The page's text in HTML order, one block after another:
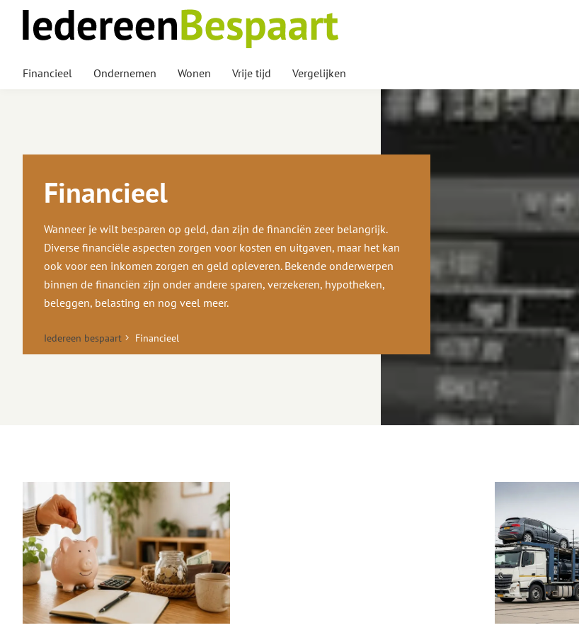
Financieel Ondernemen Wonen Vrije tijd Vergelijken
Financieel
Wanneer je wilt besparen op geld, dan zijn de financiën zeer belangrijk.
Diverse financiële aspecten zorgen voor kosten en uitgaven, maar het kan
ook voor een inkomen zorgen en geld opleveren. Bekende onderwerpen
binnen de financiën zijn onder andere sparen, verzekeren, hypotheken,
beleggen, belasting en nog veel meer.
Iedereen bespaart Financieel